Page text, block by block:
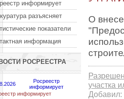
информирует
разъясняет
показатели
информация
РОСРЕЕСТРА
Росреестр
информирует
информирует
О
участка
Добавил: